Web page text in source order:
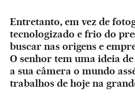
Entretanto, em vez de
tecnologizado e frio do
buscar nas origens e
O senhor tem uma ideia
a sua câmera o mundo
trabalhos de hoje na